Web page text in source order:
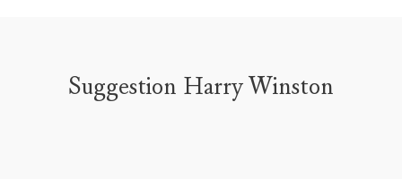
Suggestion Harry Winston